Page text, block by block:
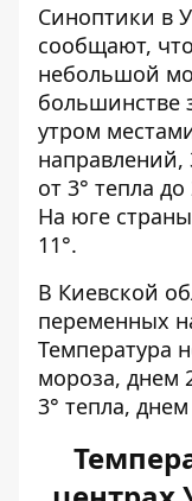
Синоптики в
сообщают,
небольшой
большинстве
утром
от 3° тепла
На юге
11°.
В Киевской
переменных
Температура
мороза, днем
3° тепла, днем